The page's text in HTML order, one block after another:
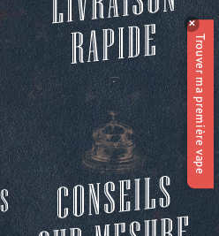
✕
Trouver ma première vape